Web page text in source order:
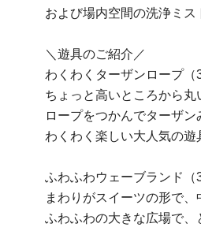
および場内空間の洗浄ミス
＼遊具のご紹介／
わくわくターザンロープ（
ちょっと高いところから丸
ロープをつかんでターザン
わくわく楽しい大人気の遊
ふわふわウェーブランド（
まわりがスイーツの形で、
ふわふわの大きな広場で、